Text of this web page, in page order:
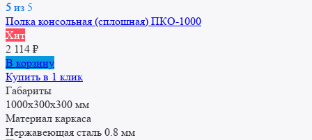
5 из 5
Полка консольная (сплошная) ПКО-1000
Хит
2 114 ₽
В корзину
Купить в 1 клик
Габариты
1000x300x300 мм
Материал каркаса
Нержавеющая сталь 0.8 мм